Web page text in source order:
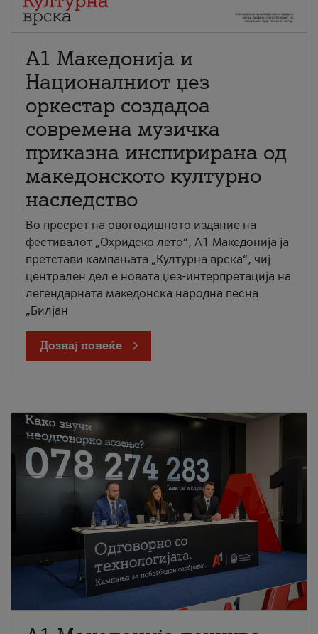
А1 Македонија и
Националниот џез
оркестар создадоа
современа музичка
приказна инспирирана од
македонското културно
наследство
Во пресрет на овогодишното издание на
фестивалот „Охридско лето“, А1 Македонија ја
претстави кампањата „Културна врска“, чиј
централен дел е новата џез-интерпретација на
легендарната македонска народна песна
„Билјан
Дознај повеќе